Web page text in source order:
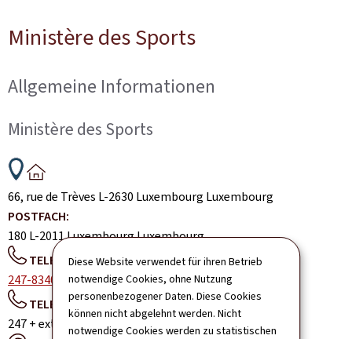
Diese Website verwendet für ihren Betrieb
notwendige Cookies, ohne Nutzung
personenbezogener Daten. Diese Cookies
können nicht abgelehnt werden. Nicht
notwendige Cookies werden zu statistischen
Ministère des Sports
Allgemeine Informationen
Ministère des Sports
66, rue de Trèves L-2630 Luxembourg Luxembourg
POSTFACH:
180 L-2011LuxembourgLuxembourg
TELEFON:
247-83400
TELEFONZENTRALE:
247 + extension